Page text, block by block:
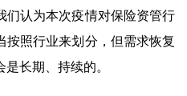
们认为本次疫情对保险资管行
按照行业来划分，但需求恢复
长期、持续的。